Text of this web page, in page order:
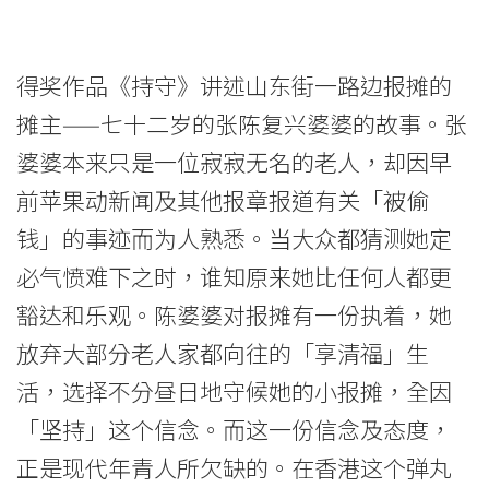
比
赛」
<br/>
「最
受
欢
迎
流
动
得奖作品《持守》讲述山东街一路边报摊的
摊主——七十二岁的张陈复兴婆婆的故事。张
婆婆本来只是一位寂寂无名的老人，却因早
前苹果动新闻及其他报章报道有关「被偷
钱」的事迹而为人熟悉。当大众都猜测她定
必气愤难下之时，谁知原来她比任何人都更
豁达和乐观。陈婆婆对报摊有一份执着，她
放弃大部分老人家都向往的「享清福」生
活，选择不分昼日地守候她的小报摊，全因
「坚持」这个信念。而这一份信念及态度，
正是现代年青人所欠缺的。在香港这个弹丸